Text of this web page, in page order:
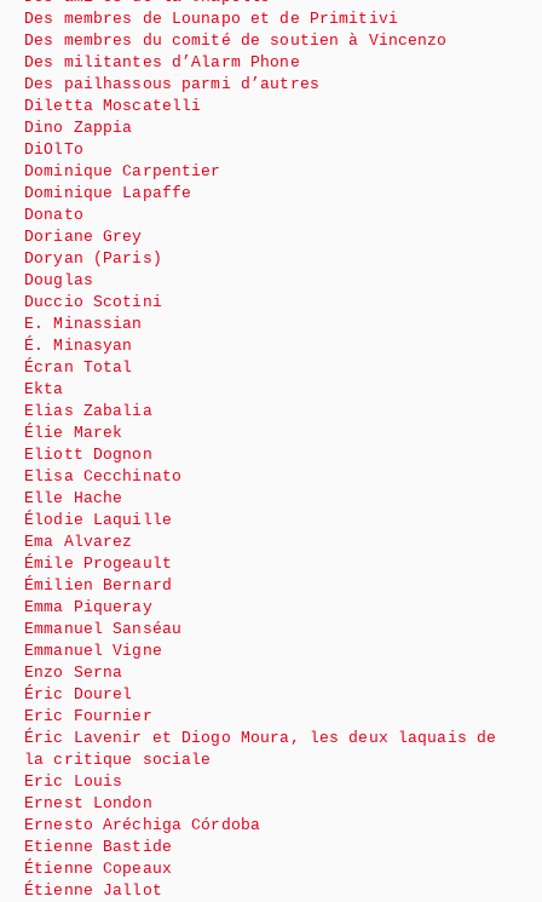
Des membres de Lounapo et de Primitivi
Des membres du comité de soutien à Vincenzo
Des militantes d’Alarm Phone
Des pailhassous parmi d’autres
Diletta Moscatelli
Dino Zappia
DiOlTo
Dominique Carpentier
Dominique Lapaffe
Donato
Doriane Grey
Doryan (Paris)
Douglas
Duccio Scotini
E. Minassian
É. Minasyan
Écran Total
Ekta
Elias Zabalia
Élie Marek
Eliott Dognon
Elisa Cecchinato
Elle Hache
Élodie Laquille
Ema Alvarez
Émile Progeault
Émilien Bernard
Emma Piqueray
Emmanuel Sanséau
Emmanuel Vigne
Enzo Serna
Éric Dourel
Eric Fournier
Éric Lavenir et Diogo Moura, les deux laquais de
la critique sociale
Eric Louis
Ernest London
Ernesto Aréchiga Córdoba
Etienne Bastide
Étienne Copeaux
Étienne Jallot